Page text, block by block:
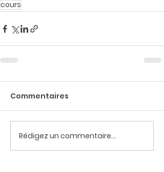
cours
Commentaires
Rédigez un commentaire...